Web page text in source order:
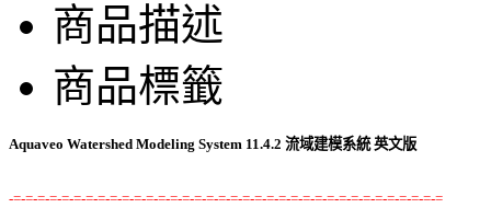
商品描述
商品標籤
Aquaveo Watershed Modeling System 11.4.2 流域建模系統 英文版
-=-=-=-=-=-=-=-=-=-=-=-=-=-=-=-=-=-=-=-=-=-=-=-=-=-=-=-=-=-=-=-=-=-=-=-=